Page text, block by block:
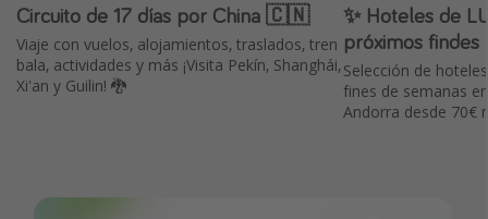
Circuito de 17 días por China 🇨🇳
Viaje con vuelos, alojamientos, traslados, tren
bala, actividades y más ¡Visita Pekín, Shanghái,
Xi'an y Guilin! 🐉
✨ Hoteles de
próximos
Selección de
fines de semanas
Andorra desde 70€